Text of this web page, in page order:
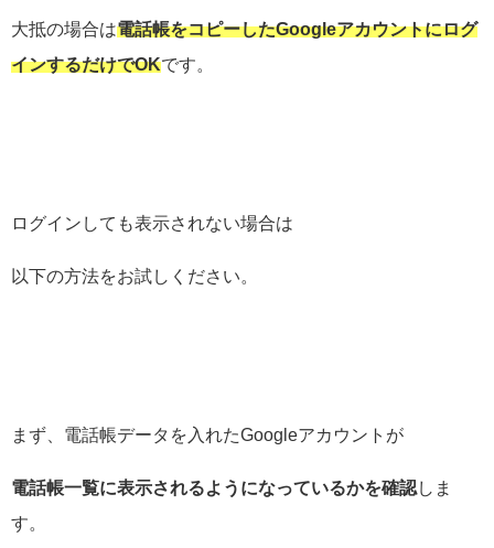
大抵の場合は電話帳をコピーしたGoogleアカウントにログ
インするだけでOKです。
ログインしても表示されない場合は
以下の方法をお試しください。
まず、電話帳データを入れたGoogleアカウントが
電話帳一覧に表示されるようになっているかを確認しま
す。